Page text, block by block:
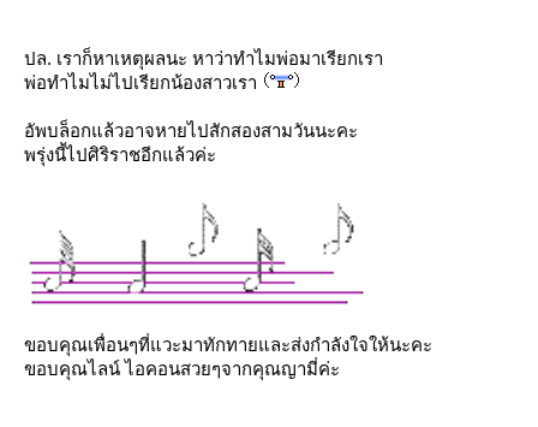
ปล. เราก็หาเหตุผลนะ หาว่าทำไมพ่อมาเรียกเรา
พ่อทำไมไม่ไปเรียกน้องสาวเรา
อัพบล็อกแล้วอาจหายไปสักสองสามวันนะคะ
พรุ่งนี้ไปศิริราชอีกแล้วค่ะ
ขอบคุณเพื่อนๆที่แวะมาทักทายและส่งกำลังใจให้นะคะ
ขอบคุณไลน์ ไอคอนสวยๆจากคุณญามี่ค่ะ